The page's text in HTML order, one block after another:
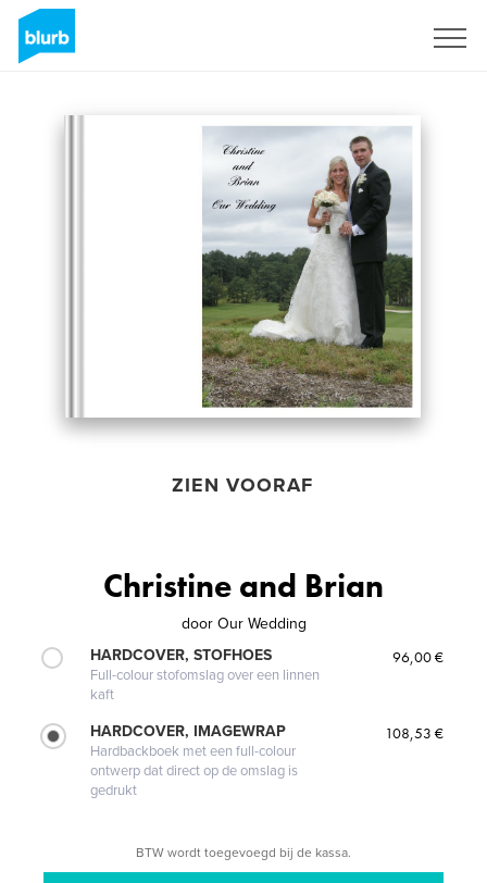
ZIEN VOORAF
Christine and Brian
door Our Wedding
HARDCOVER, STOFHOES
Full-colour stofomslag over een linnen
kaft
96,00 €
HARDCOVER, IMAGEWRAP
Hardbackboek met een full-colour
ontwerp dat direct op de omslag is
gedrukt
108,53 €
BTW wordt toegevoegd bij de kassa.